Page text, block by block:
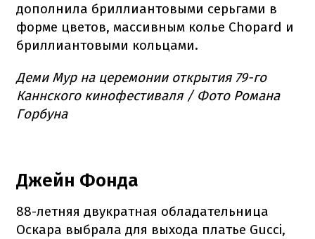
дополнила бриллиантовыми серьгами в
форме цветов, массивным колье Chopard и
бриллиантовыми кольцами.
Деми Мур на церемонии открытия 79-го
Каннского кинофестиваля / Фото Романа
Горбуна
Джейн Фонда
88-летняя двукратная обладательница
Оскара выбрала для выхода платье Gucci,